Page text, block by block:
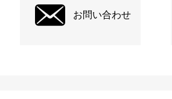
お問い合わせ